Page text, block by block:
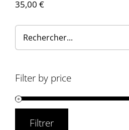
35,00 €
Filter by price
Filtrer